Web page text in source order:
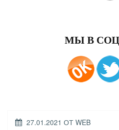
МЫ В
ОПУБЛИКОВАНО
27.01.2021 ОТ WEB